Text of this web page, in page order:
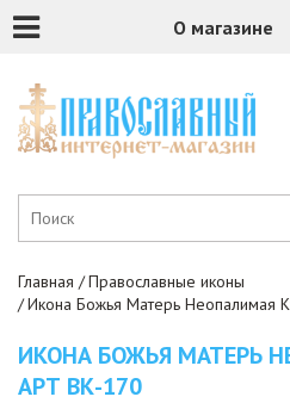
О магазине
Главная
Православные иконы
Икона Божья Матерь Неопалимая
ИКОНА БОЖЬЯ МАТЕРЬ
АРТ ВК-170